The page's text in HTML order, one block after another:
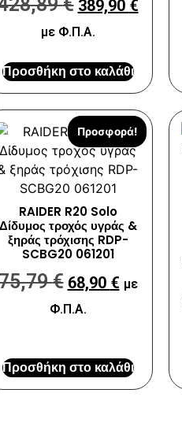
389,90 €
με Φ.Π.Α.
Προσθήκη στο καλάθι
Προσφορά!
RAIDER R20 Solo
Δίδυμος τροχός υγράς &
ξηράς τρόχισης RDP-
SCBG20 061201
€ 68,90 € με
Φ.Π.Α.
Προσθήκη στο καλάθι